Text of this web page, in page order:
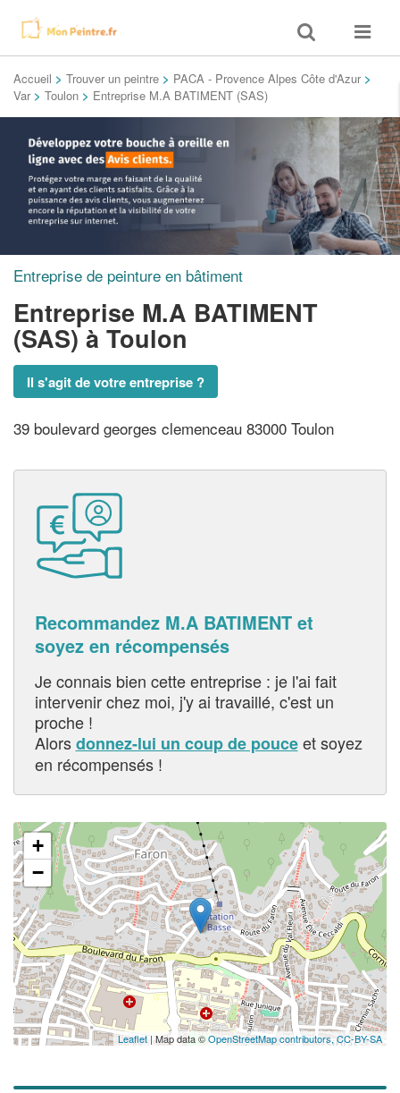
Toggle
search
Toggle
Accueil > Trouver un peintre > PACA - Provence Alpes Côte d'Azur >
Var > Toulon > Entreprise M.A BATIMENT (SAS)
Entreprise de peinture en bâtiment
Entreprise M.A BATIMENT
(SAS)à Toulon
Il s'agit de votre entreprise ?
39 boulevard georges clemenceau 83000 Toulon
Recommandez M.A BATIMENT et
soyez en récompensés
Je connais bien cette entreprise : je l'ai fait
intervenir chez moi, j'y ai travaillé, c'est un
proche !
Alorsdonnez-lui un coup de pouceet soyez
en récompensés !
+
−
Leaflet| Map data ©OpenStreetMap contributors,CC-BY-SA